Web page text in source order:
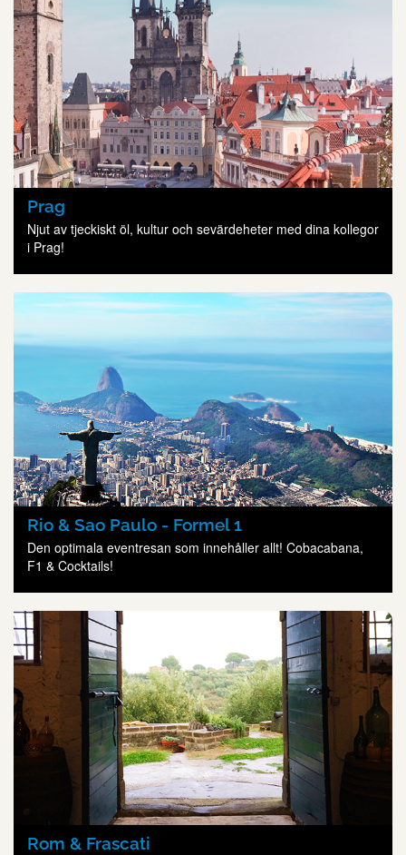
Prag
Njut av tjeckiskt öl, kultur och sevärdeheter med dina kollegor
i Prag!
Rio & Sao Paulo - Formel 1
Den optimala eventresan som innehåller allt! Cobacabana,
F1 & Cocktails!
Rom & Frascati